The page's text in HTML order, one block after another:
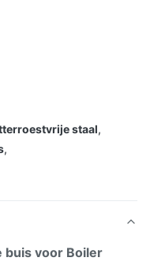
staal,
,
buis voor Boiler